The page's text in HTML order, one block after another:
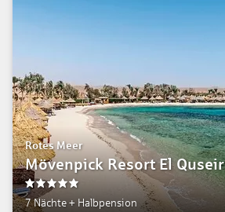
Rotes Meer
Mövenpick Resort El Quseir
5
7 Nächte + Halbpension